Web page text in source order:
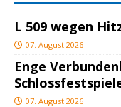
L 509 wegen
07. August 2026
Enge
07. August 2026